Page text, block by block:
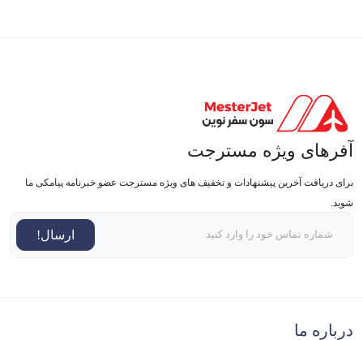
آفرهای ویژه مسترجت
برای دریافت آخرین پیشنهادات و تخفیف های ویژه مسترجت عضو خبرنامه پیامکی ما
شوید.
ارسال!
درباره ما